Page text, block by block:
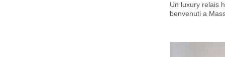
Un luxury relais
benvenuti a